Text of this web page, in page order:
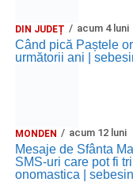
DIN JUDEȚ acum 4 luni
Când pică Paștele
următorii ani |
MONDEN acum 12 luni
Mesaje de Sfânta
SMS-uri care pot fi
onomastica |